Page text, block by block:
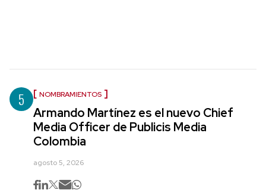
5 NOMBRAMIENTOS
Armando Martínez es el nuevo Chief
Media Officer de Publicis Media
Colombia
agosto 5, 2026